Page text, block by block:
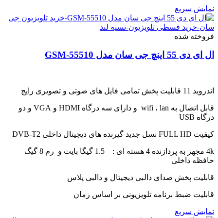
نمایش سریع
فروخته شده
ال ای دی 55 اینچ جی سان مدل GSM-55510
اندروید 11 قابلیت پخش تمامی فایل های صوتی و تصویری رایج
قابل اتصال به wifi ، lan و دارای سه درگاه HDMI و VGA و دو
درگاه USB
کیفیت FULL HD نسل جدید گیرنده های دیجیتال داخلی DVB-T2
4k مجهز به پردازنده 4 هسته ای : 1.5 گیگا بایت و رم 8 گیگ
حافظه داخلی
قابلیت پخش صدای دالبی دیجیتال و دالبی پلاس
قابلیت ضبط برنامه تلویزیونی بر اساس زمان
نمایش سریع